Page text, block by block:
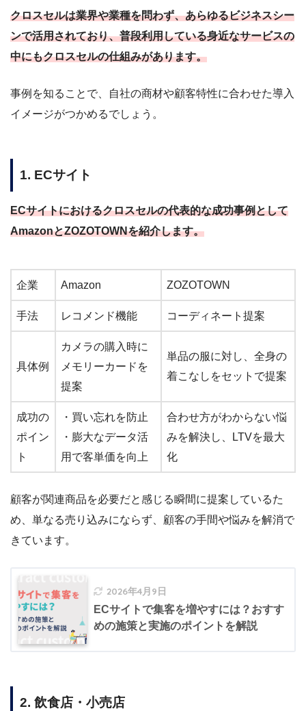
クロスセルは業界や業種を問わず、あらゆるビジネスシー
ンで活用されており、普段利用している身近なサービスの
中にもクロスセルの仕組みがあります。
事例を知ることで、自社の商材や顧客特性に合わせた導入
イメージがつかめるでしょう。
1. ECサイト
ECサイトにおけるクロスセルの代表的な成功事例として
AmazonとZOZOTOWNを紹介します。
企業 Amazon ZOZOTOWN
手法 レコメンド機能 コーディネート提案
具体例
カメラの購入時に
メモリーカードを
提案
単品の服に対し、全身の
着こなしをセットで提案
成功の
ポイン
ト
・買い忘れを防止
・膨大なデータ活
用で客単価を向上
合わせ方がわからない悩
みを解決し、LTVを最大
化
顧客が関連商品を必要だと感じる瞬間に提案しているた
め、単なる売り込みにならず、顧客の手間や悩みを解消で
きています。
2026年4月9日
ECサイトで集客を増やすには？おすす
めの施策と実施のポイントを解説
2. 飲食店・小売店